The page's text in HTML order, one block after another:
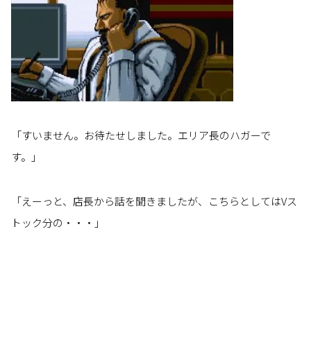
「すいません。お待たせしました。エリア長のハガーで
す。」
「えーっと、店長から話を聞きましたが、こちらとしてはVス
トック分の・・・」